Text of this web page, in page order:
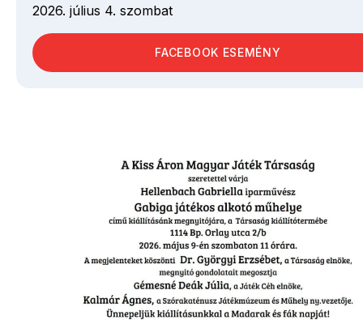
2026. július 4. szombat
FACEBOOK ESEMÉNY